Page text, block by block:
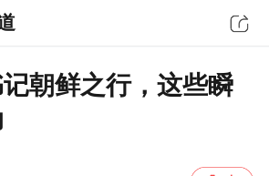
朝鲜之行，这些瞬